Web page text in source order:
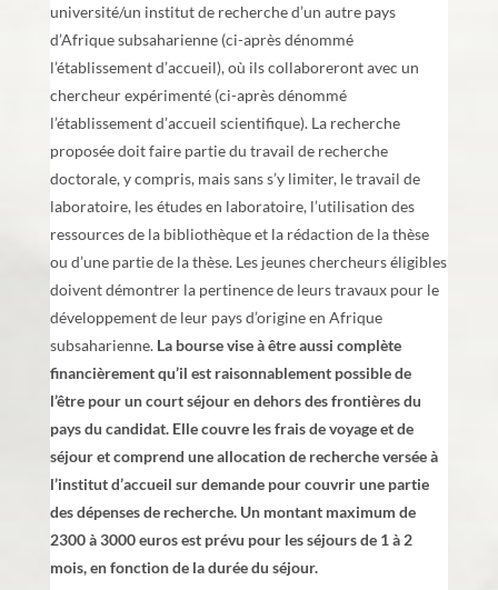
université/un institut de recherche d’un autre pays
d’Afrique subsaharienne (ci-après dénommé
l’établissement d’accueil), où ils collaboreront avec un
chercheur expérimenté (ci-après dénommé
l’établissement d’accueil scientifique). La recherche
proposée doit faire partie du travail de recherche
doctorale, y compris, mais sans s’y limiter, le travail de
laboratoire, les études en laboratoire, l’utilisation des
ressources de la bibliothèque et la rédaction de la thèse
ou d’une partie de la thèse. Les jeunes chercheurs éligibles
doivent démontrer la pertinence de leurs travaux pour le
développement de leur pays d’origine en Afrique
subsaharienne. La bourse vise à être aussi complète
financièrement qu’il est raisonnablement possible de
l’être pour un court séjour en dehors des frontières du
pays du candidat. Elle couvre les frais de voyage et de
séjour et comprend une allocation de recherche versée à
l’institut d’accueil sur demande pour couvrir une partie
des dépenses de recherche. Un montant maximum de
2300 à 3000 euros est prévu pour les séjours de 1 à 2
mois, en fonction de la durée du séjour.